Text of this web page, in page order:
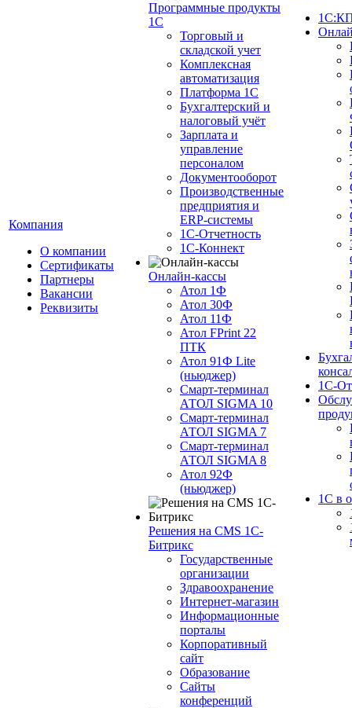
Компания
О компании
Сертификаты
Партнеры
Вакансии
Реквизиты
Программные продукты
1С
Торговый и
складской учет
Комплексная
автоматизация
Платформа 1С
Бухгалтерский и
налоговый учёт
Зарплата и
управление
персоналом
Документооборот
Производственные
предприятия и
ERP-системы
1С-Отчетность
1С-Коннект
Онлайн-кассы
Атол 1Ф
Атол 30Ф
Атол 11Ф
Атол FPrint 22
ПТК
Атол 91Ф Lite
(ньюджер)
Смарт-терминал
АТОЛ SIGMA 10
Смарт-терминал
АТОЛ SIGMA 7
Смарт-терминал
АТОЛ SIGMA 8
Атол 92Ф
(ньюджер)
Решения на CMS 1С-
Битрикс
Государственные
организации
Здравоохранение
Интернет-магазин
Информационные
порталы
Корпоративный
сайт
Образование
Сайты
конференций
1С-
1С в